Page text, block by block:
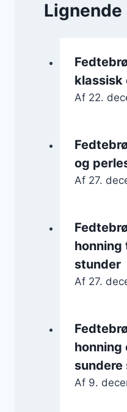
Af 22.
og
Af 27.
honning
stunder
Af 27.
honning
sundere
Af 9.